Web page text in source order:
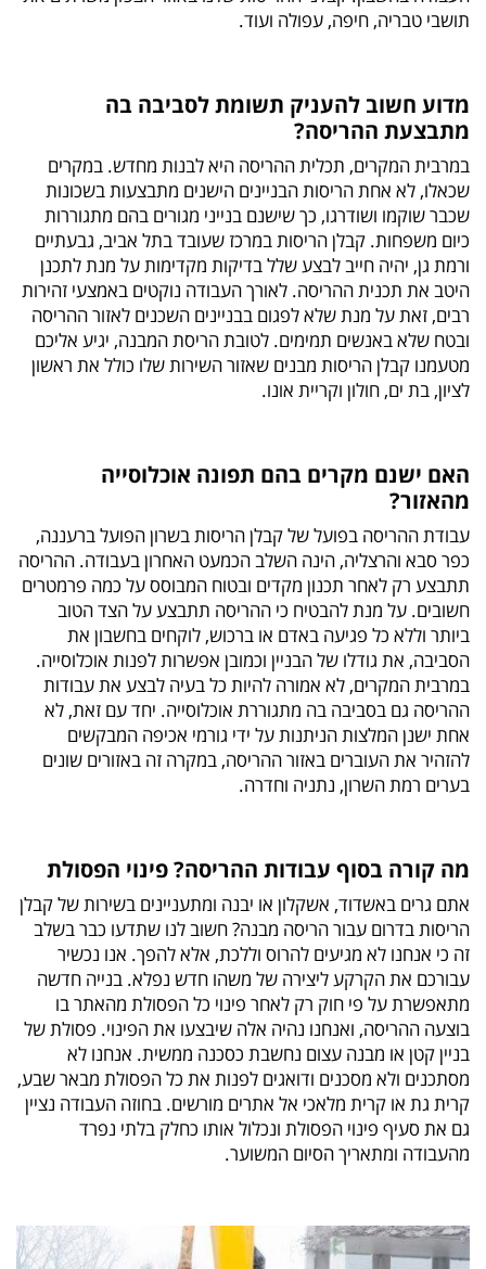
תושבי טבריה, חיפה, עפולה ועוד.
מדוע חשוב להעניק תשומת לסביבה בה
מתבצעת ההריסה?
במרבית המקרים, תכלית ההריסה היא לבנות מחדש. במקרים
שכאלו, לא אחת הריסות הבניינים הישנים מתבצעות בשכונות
שכבר שוקמו ושודרגו, כך שישנם בנייני מגורים בהם מתגוררות
כיום משפחות. קבלן הריסות במרכז שעובד בתל אביב, גבעתיים
ורמת גן, יהיה חייב לבצע שלל בדיקות מקדימות על מנת לתכנן
היטב את תכנית ההריסה. לאורך העבודה נוקטים באמצעי זהירות
רבים, זאת על מנת שלא לפגום בבניינים השכנים לאזור ההריסה
ובטח שלא באנשים תמימים. לטובת הריסת המבנה, יגיע אליכם
מטעמנו קבלן הריסות מבנים שאזור השירות שלו כולל את ראשון
לציון, בת ים, חולון וקריית אונו.
האם ישנם מקרים בהם תפונה אוכלוסייה
מהאזור?
עבודת ההריסה בפועל של קבלן הריסות בשרון הפועל ברעננה,
כפר סבא והרצליה, הינה השלב הכמעט האחרון בעבודה. ההריסה
תתבצע רק לאחר תכנון מקדים ובטוח המבוסס על כמה פרמטרים
חשובים. על מנת להבטיח כי ההריסה תתבצע על הצד הטוב
ביותר וללא כל פגיעה באדם או ברכוש, לוקחים בחשבון את
הסביבה, את גודלו של הבניין וכמובן אפשרות לפנות אוכלוסייה.
במרבית המקרים, לא אמורה להיות כל בעיה לבצע את עבודות
ההריסה גם בסביבה בה מתגוררת אוכלוסייה. יחד עם זאת, לא
אחת ישנן המלצות הניתנות על ידי גורמי אכיפה המבקשים
להזהיר את העוברים באזור ההריסה, במקרה זה באזורים שונים
בערים רמת השרון, נתניה וחדרה.
מה קורה בסוף עבודות ההריסה? פינוי הפסולת
אתם גרים באשדוד, אשקלון או יבנה ומתעניינים בשירות של קבלן
הריסות בדרום עבור הריסה מבנה? חשוב לנו שתדעו כבר בשלב
זה כי אנחנו לא מגיעים להרוס וללכת, אלא להפך. אנו נכשיר
עבורכם את הקרקע ליצירה של משהו חדש נפלא. בנייה חדשה
מתאפשרת על פי חוק רק לאחר פינוי כל הפסולת מהאתר בו
בוצעה ההריסה, ואנחנו נהיה אלה שיבצעו את הפינוי. פסולת של
בניין קטן או מבנה עצום נחשבת כסכנה ממשית. אנחנו לא
מסתכנים ולא מסכנים ודואגים לפנות את כל הפסולת מבאר שבע,
קרית גת או קרית מלאכי אל אתרים מורשים. בחוזה העבודה נציין
גם את סעיף פינוי הפסולת ונכלול אותו כחלק בלתי נפרד
מהעבודה ומתאריך הסיום המשוער.